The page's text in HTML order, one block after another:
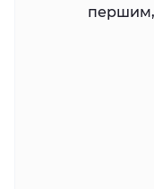
першим,